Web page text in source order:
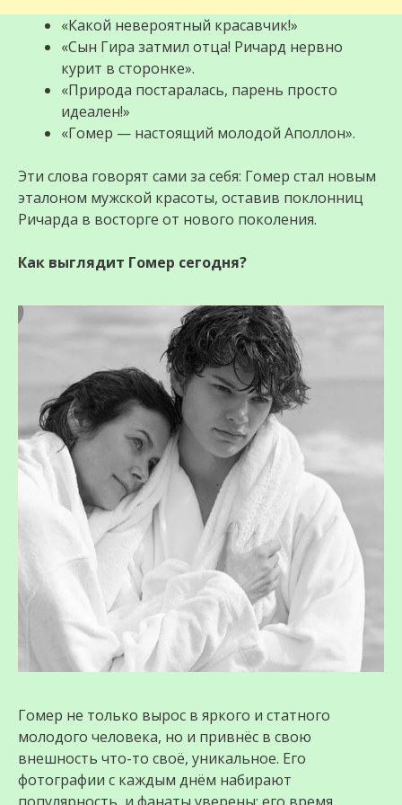
«Какой невероятный красавчик!»
«Сын Гира затмил отца! Ричард нервно
курит в сторонке».
«Природа постаралась, парень просто
идеален!»
«Гомер — настоящий молодой Аполлон».
Эти слова говорят сами за себя: Гомер стал новым
эталоном мужской красоты, оставив поклонниц
Ричарда в восторге от нового поколения.
Как выглядит Гомер сегодня?
Гомер не только вырос в яркого и статного
молодого человека, но и привнёс в свою
внешность что-то своё, уникальное. Его
фотографии с каждым днём набирают